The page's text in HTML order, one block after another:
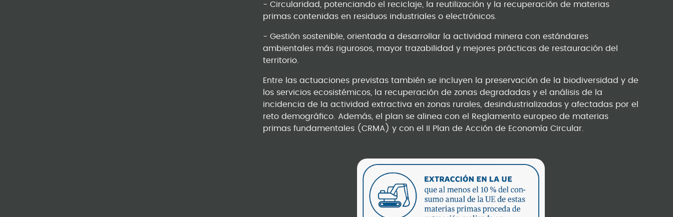
- Circularidad, potenciando el reciclaje, la reutilización y la recuperación de materias
primas contenidas en residuos industriales o electrónicos.
- Gestión sostenible, orientada a desarrollar la actividad minera con estándares
ambientales más rigurosos, mayor trazabilidad y mejores prácticas de restauración del
territorio.
Entre las actuaciones previstas también se incluyen la preservación de la biodiversidad y de
los servicios ecosistémicos, la recuperación de zonas degradadas y el análisis de la
incidencia de la actividad extractiva en zonas rurales, desindustrializadas y afectadas por el
reto demográfico. Además, el plan se alinea con el Reglamento europeo de materias
primas fundamentales (CRMA) y con el II Plan de Acción de Economía Circular.